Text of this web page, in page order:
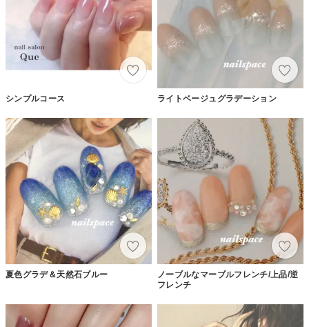
シンプルコース ライトベージュグラデーション
夏色グラデ＆天然石ブルー
ノーブルなマーブルフレンチ/上品/逆
フレンチ